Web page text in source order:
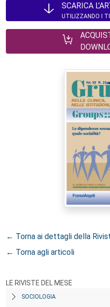
SCARICA
UTILIZZANDO I
← Torna ai dettagli della
← Torna agli articoli
LE RIVISTE DEL MESE
SOCIOLOGIA